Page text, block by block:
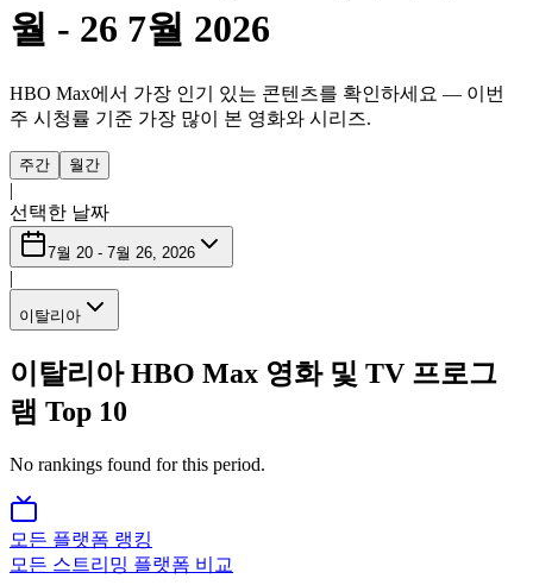
월 - 26 7월 2026
HBO Max에서 가장 인기 있는 콘텐츠를 확인하세요 — 이번
주 시청률 기준 가장 많이 본 영화와 시리즈.
주간 월간
|
선택한 날짜
7월 20 - 7월 26, 2026
|
이탈리아
이탈리아 HBO Max 영화 및 TV 프로그
램 Top 10
No rankings found for this period.
모든 플랫폼 랭킹
모든 스트리밍 플랫폼 비교